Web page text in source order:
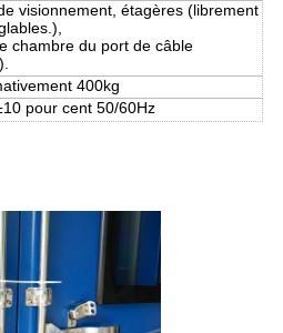
visionnement, étagères (librement
chambre du port de câble
400kg
pour cent 50/60Hz